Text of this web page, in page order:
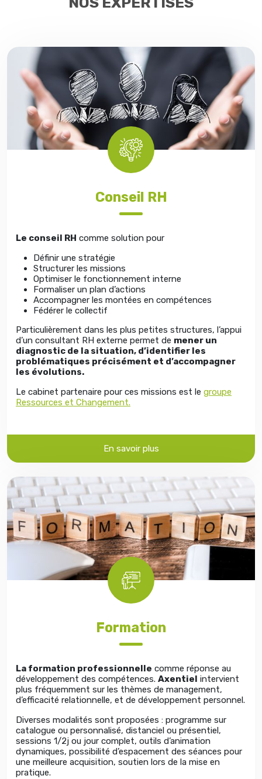
Conseil RH
Le conseil RH comme solution pour
Définir une stratégie
Structurer les missions
Optimiser le fonctionnement interne
Formaliser un plan d’actions
Accompagner les montées en compétences
Fédérer le collectif
Particulièrement dans les plus petites structures, l’appui
d’un consultant RH externe permet de mener un
diagnostic de la situation, d’identifier les
problématiques précisément et d’accompagner
les évolutions.
Le cabinet partenaire pour ces missions est le groupe
Ressources et Changement.
En savoir plus
Formation
La formation professionnelle comme réponse au
développement des compétences. Axentiel intervient
plus fréquemment sur les thèmes de management,
d’efficacité relationnelle, et de développement personnel.
Diverses modalités sont proposées : programme sur
catalogue ou personnalisé, distanciel ou présentiel,
sessions 1/2j ou jour complet, outils d’animation
dynamiques, possibilité d’espacement des séances pour
une meilleure acquisition, soutien lors de la mise en
pratique.